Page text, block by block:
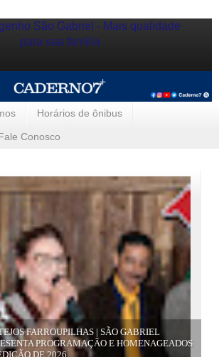
Horários de ônibus
Conosco
FARROUPILHAS | SÃO GABRIEL
PROGRAMAÇÃO E HOMENAGEADOS
DE 2026